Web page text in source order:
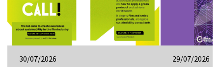
30/07/2026 29/07/2026